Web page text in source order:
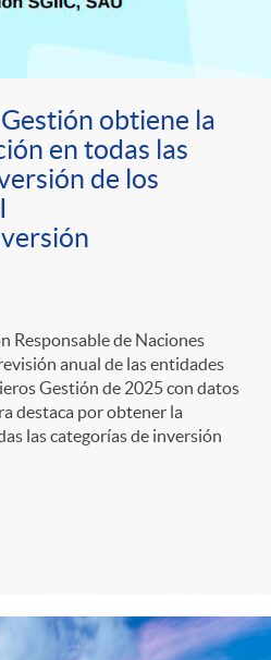
obtiene la
en todas las
de los
Responsable de Naciones
anual de las entidades
Gestión de 2025 con datos
destaca por obtener la
las categorías de inversión